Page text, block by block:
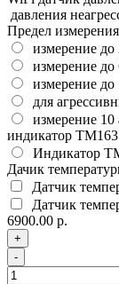
давления
Предел
измерение
измерение
измерение
для
измерение 10
индикатор
Индикатор
Дачик
Датчик
Датчик
6900.00 р.
+
-